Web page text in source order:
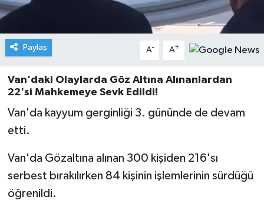
Paylaş A- A+
Van'daki Olaylarda Göz Altına Alınanlardan
22'si Mahkemeye Sevk Edildi!
Van'da kayyum gerginliği 3. gününde de devam
etti.
Van'da Gözaltına alınan 300 kişiden 216'sı
serbest bırakılırken 84 kişinin işlemlerinin sürdüğü
öğrenildi.